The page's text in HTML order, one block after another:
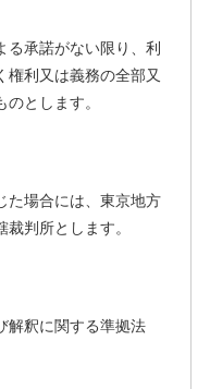
承諾がない限り、利
権利又は義務の全部又
とします。
た場合には、東京地方
判所とします。
解釈に関する準拠法